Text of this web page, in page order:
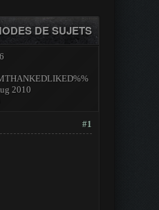
DE SUJETS
2010
#1